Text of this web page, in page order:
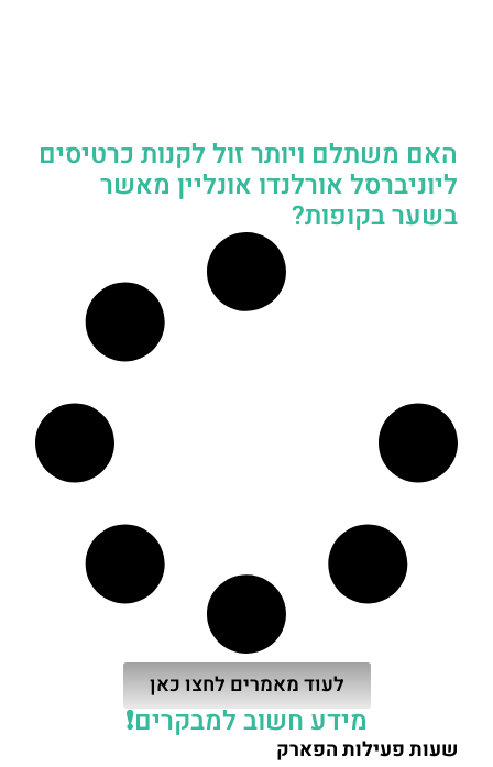
האם משתלם ויותר זול לקנות כרטיסים
ליוניברסל אורלנדו אונליין מאשר
בשער בקופות?
לעוד מאמרים לחצו כאן
מידע חשוב למבקרים❗
שעות פעילות הפארק